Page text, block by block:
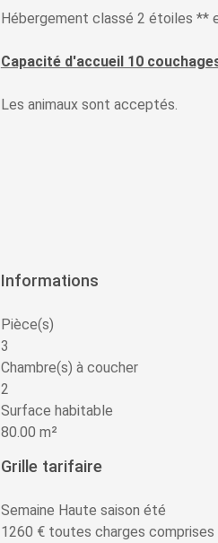
Hébergement classé 2 étoiles **
Capacité d'accueil 10
Les animaux sont acceptés.
Informations
Pièce(s)
3
Chambre(s) à coucher
2
Surface habitable
80.00 m²
Grille tarifaire
Semaine Haute saison été
1260 € toutes charges comprises